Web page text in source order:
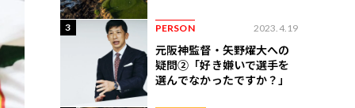
3 PERSON 2023.4.19
元阪神監督・矢野燿大への
疑問②「好き嫌いで選手を
選んでなかったですか？」